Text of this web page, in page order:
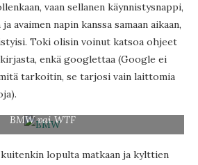
vaan sellanen käynnistysnappi,
avaimen napin kanssa samaan aikaan,
Toki olisin voinut katsoa ohjeet
enkä googlettaa (Google ei
tarkoitin, se tarjosi vain laittomia
BMW vai WTF
kuitenkin lopulta matkaan ja kylttien